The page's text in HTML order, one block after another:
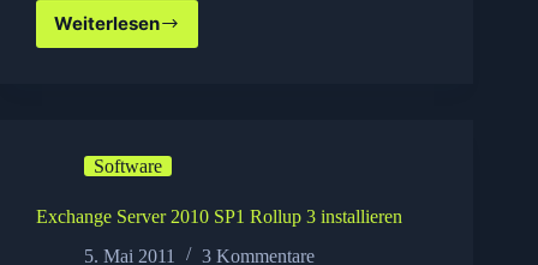
Weiterlesen
Windows
in
andere
Software
Exchange Server 2010 SP1 Rollup 3 installieren
5. Mai 2011
3 Kommentare